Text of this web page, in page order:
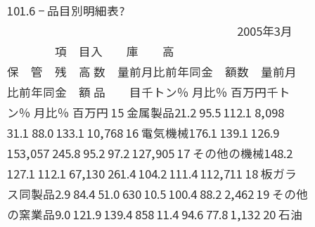
101.6 − 品目別明細表?
2005年3月
項 目入 庫 高
保 管 残 高 数 量前月比前年同金 額数 量前月
比前年同金 額 品 目千トン％ 月比％ 百万円千ト
ン％ 月比％ 百万円 15 金属製品21.2 95.5 112.1 8,098
31.1 88.0 133.1 10,768 16 電気機械176.1 139.1 126.9
153,057 245.8 95.2 97.2 127,905 17 その他の機械148.2
127.1 112.1 67,130 261.4 104.2 111.4 112,711 18 板ガラ
ス同製品2.9 84.4 51.0 630 10.5 100.4 88.2 2,462 19 その他
の窯業品9.0 121.9 139.4 858 11.4 94.6 77.8 1,132 20 石油